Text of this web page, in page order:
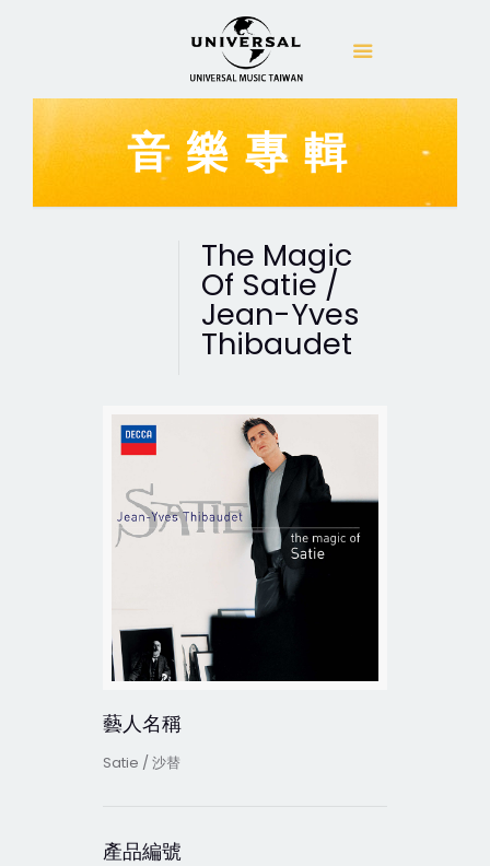
音樂專輯
The Magic
Of Satie /
Jean-Yves
Thibaudet
藝人名稱
Satie / 沙替
產品編號